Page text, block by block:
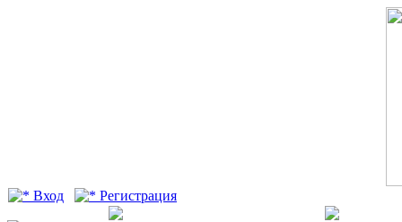
Вход Регистрация